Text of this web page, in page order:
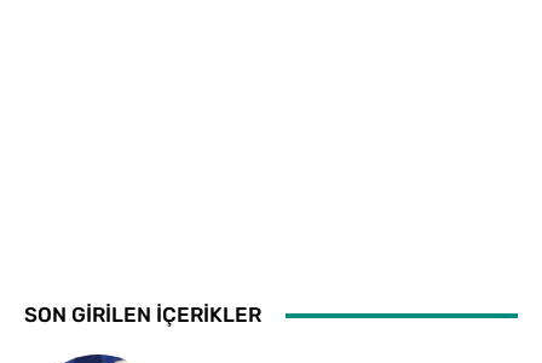
SON GİRİLEN İÇERİKLER